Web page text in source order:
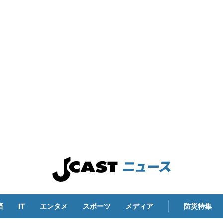
IT エンタメ スポーツ メディア 防災特集